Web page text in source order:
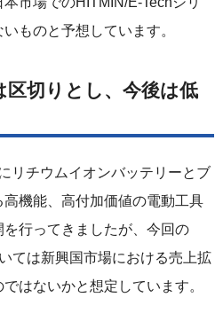
ものと予想しています。
切りとし、今後は低
リチウムイオンバッテリーとブ
機能、高付加価値の電動工具
行ってきましたが、今回の
ては新興国市場における売上拡
はないかと想定しています。